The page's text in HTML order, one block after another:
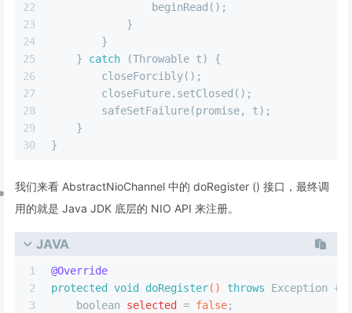
22
23
24
25
26
27
28
29
30
                beginRead();
            }
        }
    }
catch (Throwable t) {
        closeForcibly();
        closeFuture.setClosed();
        safeSetFailure(promise, t);
    }
}
我们来看 AbstractNioChannel 中的 doRegister () 接口，最终调
用的就是 Java JDK 底层的 NIO API 来注册。
JAVA
1
2
3
@Override
protected
void doRegister() throws Exception {
boolean
selected = false;